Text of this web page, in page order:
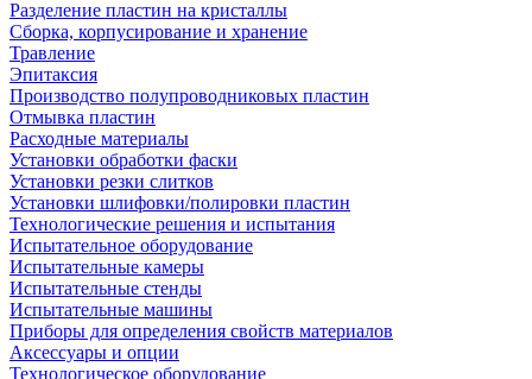
Разделение пластин на кристаллы
Сборка, корпусирование и хранение
Травление
Эпитаксия
Производство полупроводниковых пластин
Отмывка пластин
Расходные материалы
Установки обработки фаски
Установки резки слитков
Установки шлифовки/полировки пластин
Технологические решения и испытания
Испытательное оборудование
Испытательные камеры
Испытательные стенды
Испытательные машины
Приборы для определения свойств материалов
Аксессуары и опции
Технологическое оборудование